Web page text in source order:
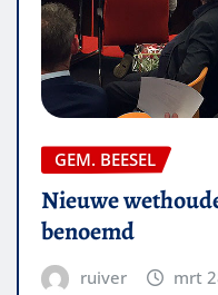
GEM. BEESEL
Nieuwe
benoemd
ruiver mrt